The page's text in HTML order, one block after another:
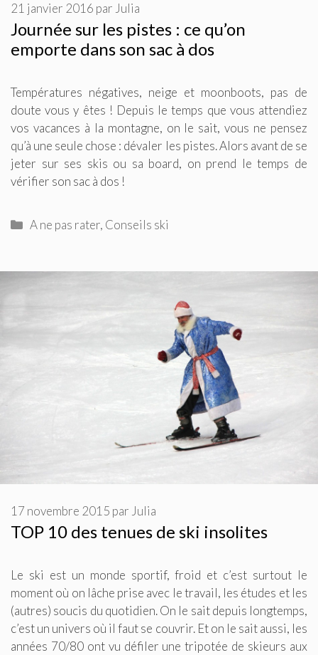
Journée sur les pistes : ce qu’on
emporte dans son sac à dos
21 janvier 2016 par Julia
Températures négatives, neige et moonboots, pas de
doute vous y êtes ! Depuis le temps que vous attendiez
vos vacances à la montagne, on le sait, vous ne pensez
qu’à une seule chose : dévaler les pistes. Alors avant de se
jeter sur ses skis ou sa board, on prend le temps de
vérifier son sac à dos !
Catégories
A ne pas rater, Conseils ski
TOP 10 des tenues de ski insolites
17 novembre 2015 par Julia
Le ski est un monde sportif, froid et c’est surtout le
moment où on lâche prise avec le travail, les études et les
(autres) soucis du quotidien. On le sait depuis longtemps,
c’est un univers où il faut se couvrir. Et on le sait aussi, les
années 70/80 ont vu défiler une tripotée de skieurs aux